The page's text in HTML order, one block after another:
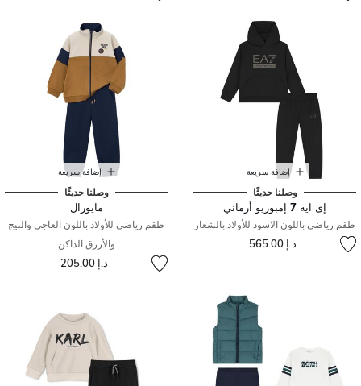
إضافة سريعة
وصلنا حديثًا
إى ايه 7 إمبوريو أرماني
طقم رياضي باللون الاسود للأولاد بالشعار
د.إ 565.00
إضافة سريعة
وصلنا حديثًا
مايورال
طقم رياضي للأولاد باللون العاجي والبيج
والأزرق الداكن
د.إ 205.00